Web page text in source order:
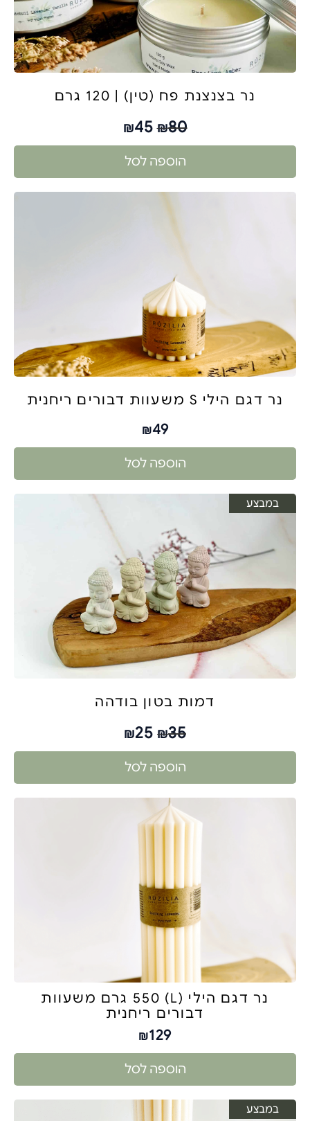
נר בצנצנת פח (טין) | 120 גרם
₪80
₪45
הוספה לסל
נר דגם הילי S משעוות דבורים ריחנית
₪49
הוספה לסל
במבצע
דמות בטון בודהה
₪35
₪25
הוספה לסל
נר דגם הילי (L) 550 גרם משעוות
דבורים ריחנית
₪129
הוספה לסל
במבצע